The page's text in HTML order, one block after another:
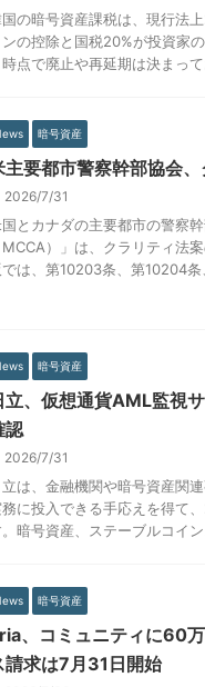
の暗号資産課税は、現行法
の控除と国税20%が投資家
点で廃止や再延期は決まっ
暗号資産
主要都市警察幹部協会
2026/7/31
とカナダの主要都市の警察
）」は、クラリティ法
は、第10203条、第10204
暗号資産
立、仮想通貨AML監視
認
2026/7/31
は、金融機関や暗号資産関
に投入できる手応えを得て
暗号資産、ステーブルコイ
暗号資産
、コミュニティに60
請求は7月31日開始